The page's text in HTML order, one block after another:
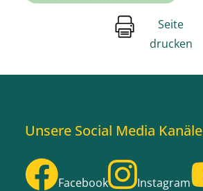
Seite
drucken
Unsere Social Media Kanäle
Facebook Instagram